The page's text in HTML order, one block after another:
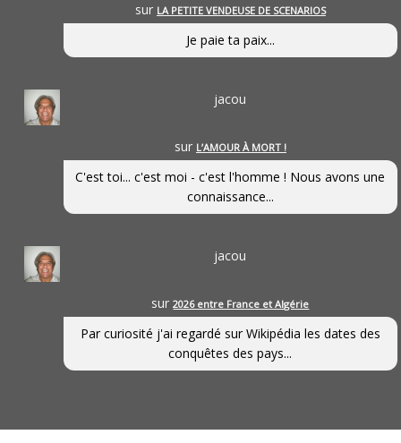
sur LA PETITE VENDEUSE DE SCENARIOS
Je paie ta paix...
jacou
sur L’AMOUR À MORT !
C'est toi... c'est moi - c'est l'homme ! Nous avons une
connaissance...
jacou
sur2026 entre France et Algérie
Par curiosité j'ai regardé sur Wikipédia les dates des
conquêtes des pays...